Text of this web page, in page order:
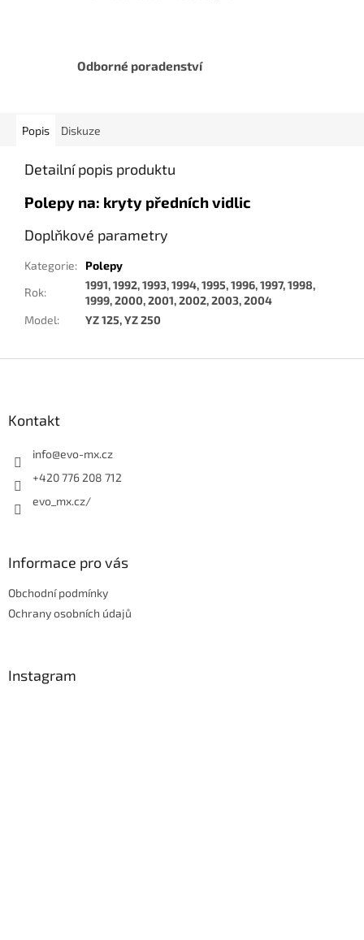
Odborné poradenství
Popis Diskuze
Detailní popis produktu
Polepy na: kryty předních vidlic
Doplňkové parametry
Kategorie:
Polepy
Rok:
1991, 1992, 1993, 1994, 1995, 1996, 1997, 1998,
1999, 2000, 2001, 2002, 2003, 2004
Model: YZ 125, YZ 250
Kontakt
info@evo-mx.cz
+420 776 208 712
evo_mx.cz/
Informace pro vás
Obchodní podmínky
Ochrany osobních údajů
Instagram